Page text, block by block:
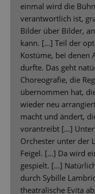
einmal wird die
verantwortlich ist,
Bilder über Bilder,
kann. […] Teil der
Kostüme, bei denen
durfte. Das geht
Choreografie, die
übernommen hat,
wieder neu
macht und ändert,
vorantreibt […]
Orchester unter der
Feigel. […] Da wird
gespielt. […]
durch Sybille
theatralische Evita